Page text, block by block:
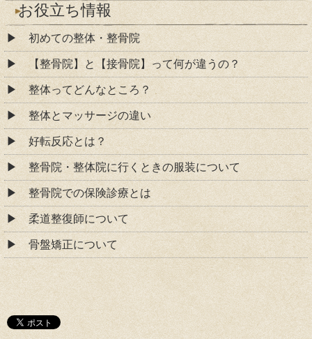
お役立ち情報
初めての整体・整骨院
【整骨院】と【接骨院】って何が違うの？
整体ってどんなところ？
整体とマッサージの違い
好転反応とは？
整骨院・整体院に行くときの服装について
整骨院での保険診療とは
柔道整復師について
骨盤矯正について